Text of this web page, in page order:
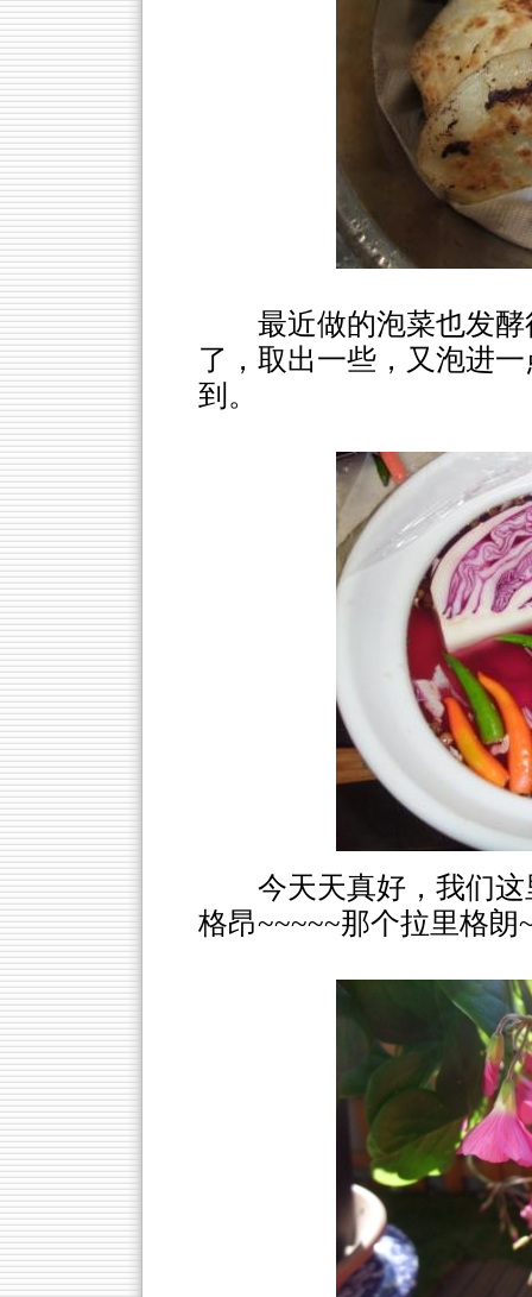
最近做的泡菜也发
了，取出一些，又泡进
到。
今天天真好，我们
格昂~~~~~那个拉里格朗